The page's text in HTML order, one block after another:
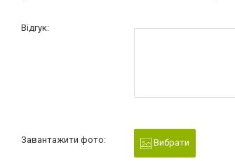
Відгук:
Завантажити фото: Вибрати